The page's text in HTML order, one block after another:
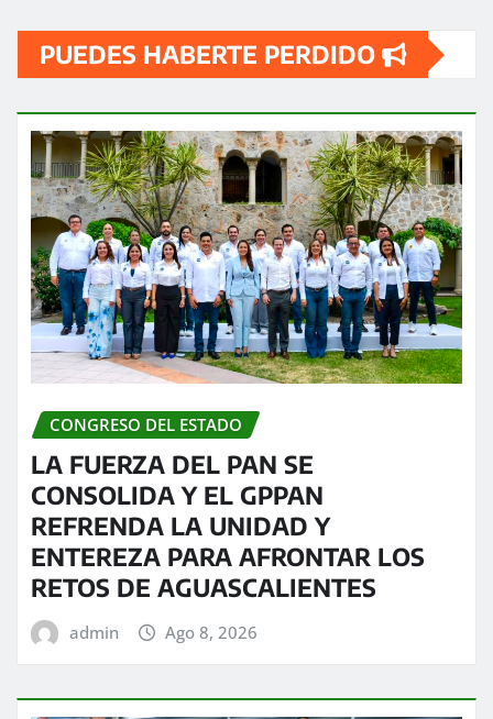
PUEDES HABERTE PERDIDO
CONGRESO DEL ESTADO
LA FUERZA DEL PAN SE
CONSOLIDA Y EL GPPAN
REFRENDA LA UNIDAD Y
ENTEREZA PARA AFRONTAR LOS
RETOS DE AGUASCALIENTES
admin Ago 8, 2026